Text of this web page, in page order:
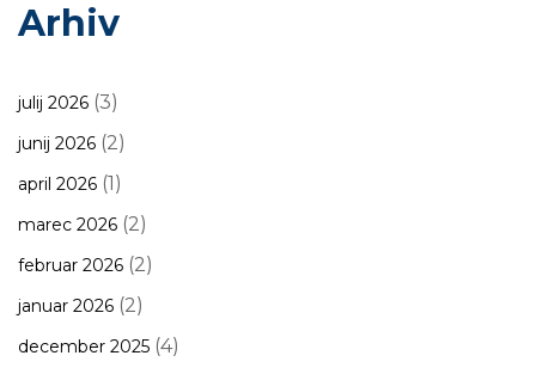
Arhiv
julij 2026 (3)
junij 2026 (2)
april 2026 (1)
marec 2026 (2)
februar 2026 (2)
januar 2026 (2)
december 2025 (4)